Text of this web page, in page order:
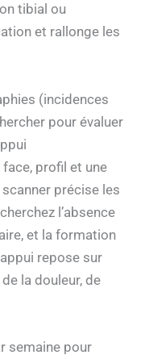
tibial ou
et rallonge les
(incidences
pour évaluer
profil et une
précise les
l’absence
et la formation
repose sur
la douleur, de
semaine pour